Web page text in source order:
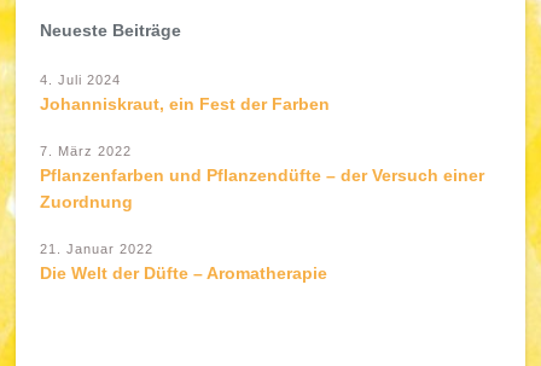
Neueste Beiträge
4. Juli 2024
Johanniskraut, ein Fest der Farben
7. März 2022
Pflanzenfarben und Pflanzendüfte – der Versuch einer
Zuordnung
21. Januar 2022
Die Welt der Düfte – Aromatherapie